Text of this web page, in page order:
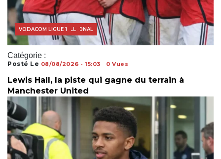
Catégorie :
FOOTBALL INTERNATIONAL
MERCATO FOOTBALL
VODACOM LIGUE 1
Posté Le 08/08/2026 - 15:03 0 Vues
Lewis Hall, la piste qui gagne du terrain à
Manchester United